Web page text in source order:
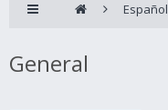
Español
General